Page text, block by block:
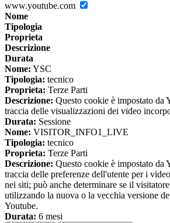
www.youtube.com
Nome
Tipologia
Proprieta
Descrizione
Durata
Nome: YSC
Tipologia: tecnico
Proprieta: Terze Parti
Descrizione: Questo cookie è impostato da
traccia delle visualizzazioni dei video
Durata: Sessione
Nome: VISITOR_INFO1_LIVE
Tipologia: tecnico
Proprieta: Terze Parti
Descrizione: Questo cookie è impostato da
traccia delle preferenze dell'utente per i
nei siti; può anche determinare se il
utilizzando la nuova o la vecchia versione
Youtube.
Durata: 6 mesi